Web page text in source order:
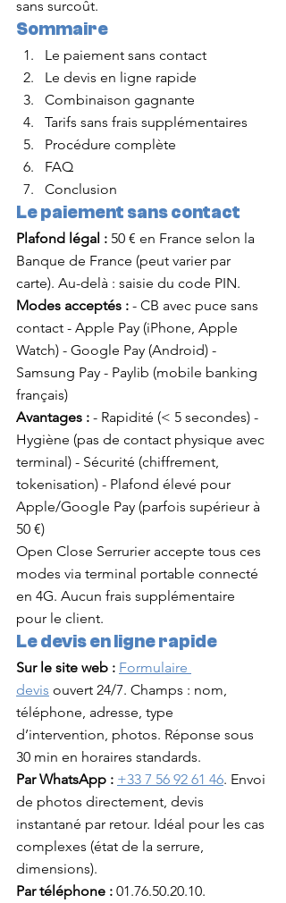
sans surcoût.
Sommaire
Le paiement sans contact
Le devis en ligne rapide
Combinaison gagnante
Tarifs sans frais supplémentaires
Procédure complète
FAQ
Conclusion
Le paiement sans contact
Plafond légal : 50 € en France selon la
Banque de France (peut varier par
carte). Au-delà : saisie du code PIN.
Modes acceptés : - CB avec puce sans
contact - Apple Pay (iPhone, Apple
Watch) - Google Pay (Android) -
Samsung Pay - Paylib (mobile banking
français)
Avantages : - Rapidité (< 5 secondes) -
Hygiène (pas de contact physique avec
terminal) - Sécurité (chiffrement,
tokenisation) - Plafond élevé pour
Apple/Google Pay (parfois supérieur à
50 €)
Open Close Serrurier accepte tous ces
modes via terminal portable connecté
en 4G. Aucun frais supplémentaire
pour le client.
Le devis en ligne rapide
Sur le site web : Formulaire
devis ouvert 24/7. Champs : nom,
téléphone, adresse, type
d’intervention, photos. Réponse sous
30 min en horaires standards.
Par WhatsApp : +33 7 56 92 61 46. Envoi
de photos directement, devis
instantané par retour. Idéal pour les cas
complexes (état de la serrure,
dimensions).
Par téléphone : 01.76.50.20.10.